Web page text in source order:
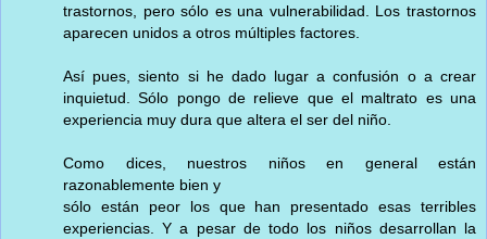
trastornos, pero sólo es una vulnerabilidad. Los trastornos
aparecen unidos a otros múltiples factores.
Así pues, siento si he dado lugar a confusión o a crear
inquietud. Sólo pongo de relieve que el maltrato es una
experiencia muy dura que altera el ser del niño.
Como dices, nuestros niños en general están
razonablemente bien y
sólo están peor los que han presentado esas terribles
experiencias. Y a pesar de todo los niños desarrollan la